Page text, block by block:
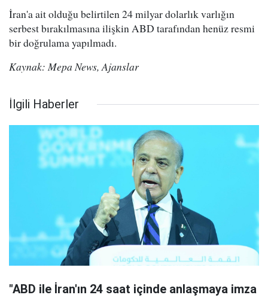
İran'a ait olduğu belirtilen 24 milyar dolarlık varlığın
serbest bırakılmasına ilişkin ABD tarafından henüz resmi
bir doğrulama yapılmadı.
Kaynak: Mepa News, Ajanslar
İlgili Haberler
"ABD ile İran'ın 24 saat içinde anlaşmaya imza